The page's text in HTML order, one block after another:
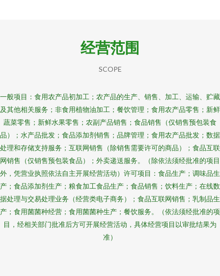
经营范围
SCOPE
一般项目：食用农产品初加工；农产品的生产、销售、加工、运输、贮藏
及其他相关服务；非食用植物油加工；餐饮管理；食用农产品零售；新鲜
蔬菜零售；新鲜水果零售；农副产品销售；食品销售（仅销售预包装食
品）；水产品批发；食品添加剂销售；品牌管理；食用农产品批发；数据
处理和存储支持服务；互联网销售（除销售需要许可的商品）；食品互联
网销售（仅销售预包装食品）；外卖递送服务。（除依法须经批准的项目
外，凭营业执照依法自主开展经营活动）许可项目：食品生产；调味品生
产；食品添加剂生产；粮食加工食品生产；食品销售；饮料生产；在线数
据处理与交易处理业务（经营类电子商务）；食品互联网销售；乳制品生
产；食用菌菌种经营；食用菌菌种生产；餐饮服务。（依法须经批准的项
目，经相关部门批准后方可开展经营活动，具体经营项目以审批结果为
准）